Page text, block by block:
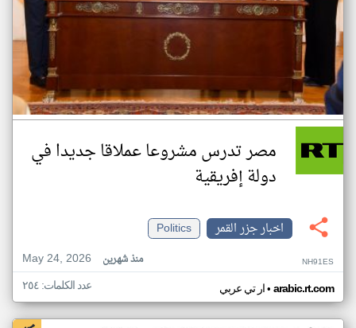
مصر تدرس مشروعا عملاقا جديدا في
دولة إفريقية
اخبار جزر القمر
Politics
May 24, 2026
منذ شهرين NH91ES
ار تي عربي• arabic.rt.com عدد الكلمات: ٢٥٤